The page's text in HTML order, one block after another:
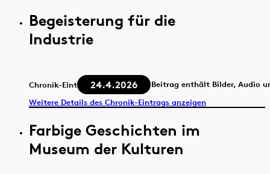
Begeisterung für die
Industrie
Chronik-Eintrag 24.4.2026
Beitrag enthält Bilder, Audio
Weitere Details des Chronik-Eintrags anzeigen
Farbige Geschichten im
Museum der Kulturen